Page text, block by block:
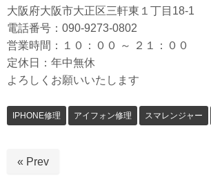
大阪府大阪市大正区三軒東１丁目18-1
電話番号：090-9273-0802
営業時間：１０：００ ～ ２１：００
定休日：年中無休
よろしくお願いいたします
IPHONE修理 アイフォン修理 スマレンジャー
« Prev